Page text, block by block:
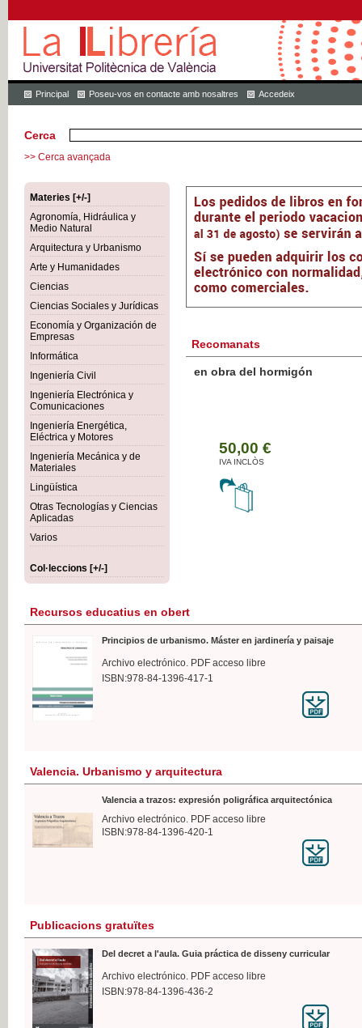
Principal Poseu-vos en contacte amb nosaltres Accedeix
Cerca
>> Cerca avançada
Materies [+/-]
Agronomía, Hidráulica y
Medio Natural
Arquitectura y Urbanismo
Arte y Humanidades
Ciencias
Ciencias Sociales y Jurídicas
Economía y Organización de
Empresas
Informática
Ingeniería Civil
Ingeniería Electrónica y
Comunicaciones
Ingeniería Energética,
Eléctrica y Motores
Ingeniería Mecánica y de
Materiales
Lingüística
Otras Tecnologías y Ciencias
Aplicadas
Varios
Col·leccions [+/-]
Recomanats
Botánica Agroalimentaria
Recursos educatius en obert
Principios de urbanismo. Máster en jardinería y paisaje
Archivo electrónico. PDF acceso libre
ISBN:978-84-1396-417-1
Valencia. Urbanismo y arquitectura
Valencia a trazos: expresión poligráfica arquitectónica
Archivo electrónico. PDF acceso libre
ISBN:978-84-1396-420-1
Publicacions gratuïtes
Del decret a l'aula. Guia práctica de disseny curricular
Archivo electrónico. PDF acceso libre
ISBN:978-84-1396-436-2